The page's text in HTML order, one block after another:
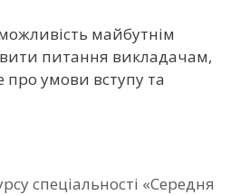
майбутнім
питання викладачам,
про умови вступу та
спеціальності «Середня